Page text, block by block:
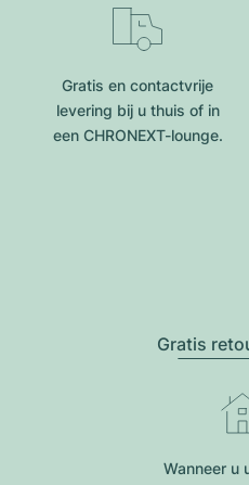
Gratis en contactvrije
levering bij u thuis of in
een CHRONEXT-lounge.
Gratis
Wanneer u